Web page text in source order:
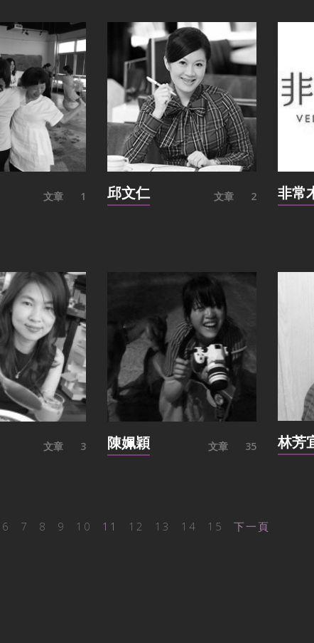
文章 1 邱文仁 文章 2
文章 3 陳姵穎 文章 35
非常
林芳
6 7 8 9 10 11 12 13 14 15 下一頁